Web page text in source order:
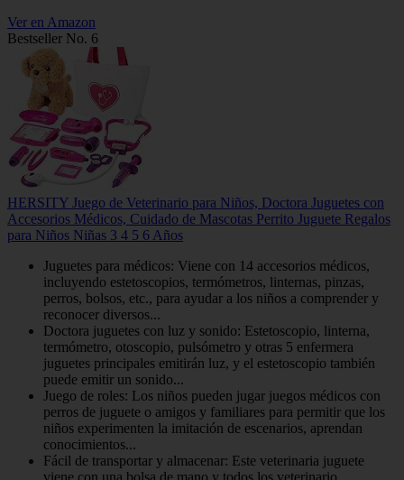
Ver en Amazon
Bestseller No. 6
HERSITY Juego de Veterinario para Niños, Doctora Juguetes con
Accesorios Médicos, Cuidado de Mascotas Perrito Juguete Regalos
para Niños Niñas 3 4 5 6 Años
Juguetes para médicos: Viene con 14 accesorios médicos,
incluyendo estetoscopios, termómetros, linternas, pinzas,
perros, bolsos, etc., para ayudar a los niños a comprender y
reconocer diversos...
Doctora juguetes con luz y sonido: Estetoscopio, linterna,
termómetro, otoscopio, pulsómetro y otras 5 enfermera
juguetes principales emitirán luz, y el estetoscopio también
puede emitir un sonido...
Juego de roles: Los niños pueden jugar juegos médicos con
perros de juguete o amigos y familiares para permitir que los
niños experimenten la imitación de escenarios, aprendan
conocimientos...
Fácil de transportar y almacenar: Este veterinaria juguete
viene con una bolsa de mano y todos los veterinario